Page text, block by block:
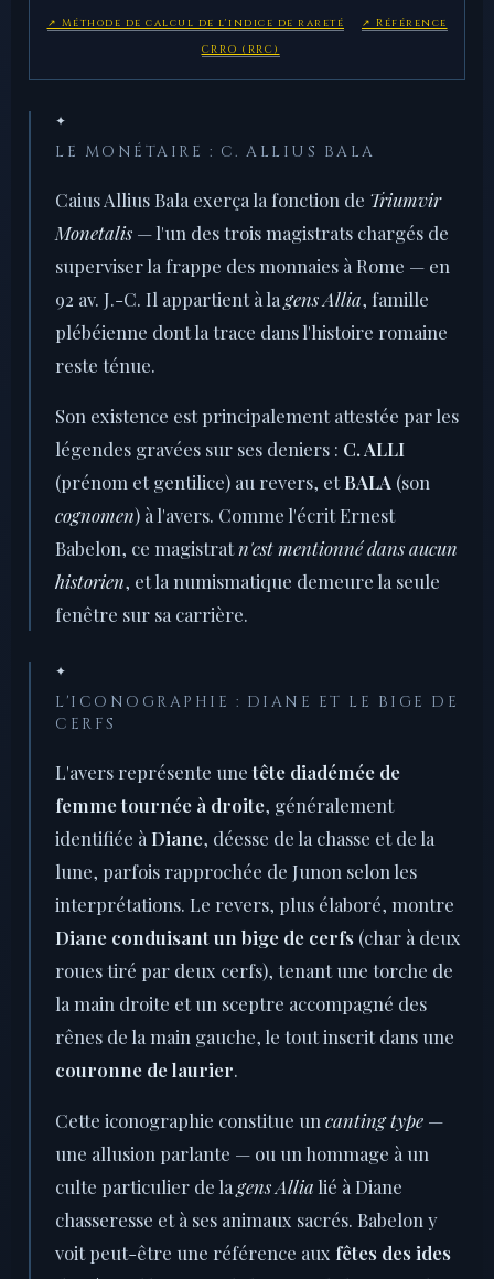
↗ Méthode de calcul de l'indice de rareté
↗ Référence
CRRO (RRC)
✦
LE MONÉTAIRE : C. ALLIUS BALA
Caius Allius Bala exerça la fonction de Triumvir
Monetalis — l'un des trois magistrats chargés de
superviser la frappe des monnaies à Rome — en
92 av. J.-C. Il appartient à la gens Allia, famille
plébéienne dont la trace dans l'histoire romaine
reste ténue.
Son existence est principalement attestée par les
légendes gravées sur ses deniers : C. ALLI
(prénom et gentilice) au revers, etBALA (son
cognomen) à l'avers. Comme l'écrit Ernest
Babelon, ce magistratn'est mentionné dans aucun
historien, et la numismatique demeure la seule
fenêtre sur sa carrière.
✦
L'ICONOGRAPHIE : DIANE ET LE BIGE DE
CERFS
L'avers représente unetête diadémée de
femme tournée à droite, généralement
identifiée à Diane, déesse de la chasse et de la
lune, parfois rapprochée de Junon selon les
interprétations. Le revers, plus élaboré, montre
Diane conduisant un bige de cerfs (char à deux
roues tiré par deux cerfs), tenant une torche de
la main droite et un sceptre accompagné des
rênes de la main gauche, le tout inscrit dans une
couronne de laurier.
Cette iconographie constitue un canting type —
une allusion parlante — ou un hommage à un
culte particulier de la gens Allia lié à Diane
chasseresse et à ses animaux sacrés. Babelon y
voit peut-être une référence aux fêtes des ides